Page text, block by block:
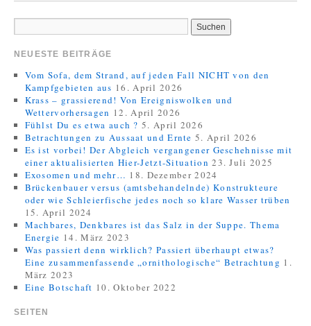
NEUESTE BEITRÄGE
Vom Sofa, dem Strand, auf jeden Fall NICHT von den
Kampfgebieten aus 16. April 2026
Krass – grassierend! Von Ereigniswolken und
Wettervorhersagen 12. April 2026
Fühlst Du es etwa auch ? 5. April 2026
Betrachtungen zu Aussaat und Ernte 5. April 2026
Es ist vorbei! Der Abgleich vergangener Geschehnisse mit
einer aktualisierten Hier-Jetzt-Situation 23. Juli 2025
Exosomen und mehr… 18. Dezember 2024
Brückenbauer versus (amtsbehandelnde) Konstrukteure
oder wie Schleierfische jedes noch so klare Wasser trüben
15. April 2024
Machbares, Denkbares ist das Salz in der Suppe. Thema
Energie 14. März 2023
Was passiert denn wirklich? Passiert überhaupt etwas?
Eine zusammenfassende „ornithologische“ Betrachtung 1.
März 2023
Eine Botschaft 10. Oktober 2022
SEITEN